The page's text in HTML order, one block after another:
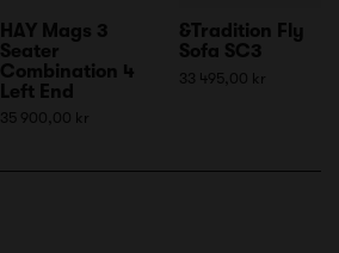
HAY Mags 3
Seater
Combination 4
Left End
35 900,00 kr
&Tradition Fly
Sofa SC3
33 495,00 kr